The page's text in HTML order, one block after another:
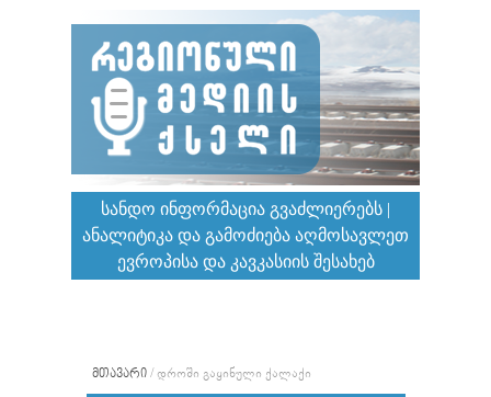
ᲡᲐᲜᲓᲝ ᲘᲜᲤᲝᲠᲛᲐᲪᲘᲐ ᲒᲕᲐᲫᲚᲘᲔᲠᲔᲑᲡ |
ᲐᲜᲐᲚᲘᲢᲘᲙᲐ ᲓᲐ ᲒᲐᲛᲝᲫᲘᲔᲑᲐ ᲐᲦᲛᲝᲡᲐᲕᲚᲔᲗ
ᲔᲕᲠᲝᲞᲘᲡᲐ ᲓᲐ ᲙᲐᲕᲙᲐᲡᲘᲘᲡ ᲨᲔᲡᲐᲮᲔᲑ
ᲛᲗᲐᲕᲐᲠᲘ/ ᲓᲠᲝᲨᲘ ᲒᲐᲧᲘᲜᲣᲚᲘ ᲥᲐᲚᲐᲥᲘ